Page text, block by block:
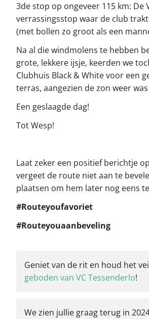
3de stop op ongeveer 115 km: De
verrassingsstop waar de club
(met bollen zo groot als een
Na al die windmolens te hebben
grote, lekkere ijsje, keerden we
Clubhuis Black & White voor een
terras, aangezien de zon weer
Een geslaagde dag!
Tot Wesp!
Laat zeker een positief berichtje
vergeet de route niet aan te
plaatsen om hem later nog eens
#Routeyoufavoriet
#Routeyouaanbeveling
Geniet van de rit en houd het
geboden van VC Tessenderlo!
We zien jullie graag terug in